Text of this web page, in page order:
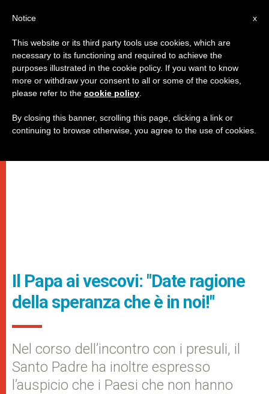
Il Papa ai vescovi: "Date ragione
della speranza che è in noi!"
Nel corso dell’incontro con i presuli, il
Santo Padre ha inoltre espresso
l’auspicio che i Paesi che non hanno
x
Notice
This website or its third party tools use cookies, which are
necessary to its functioning and required to achieve the
purposes illustrated in the cookie policy. If you want to know
more or withdraw your consent to all or some of the cookies,
please refer to the cookie policy
By closing this banner, scrolling this page, clicking a link or
continuing to browse otherwise, you agree to the use of cookies.